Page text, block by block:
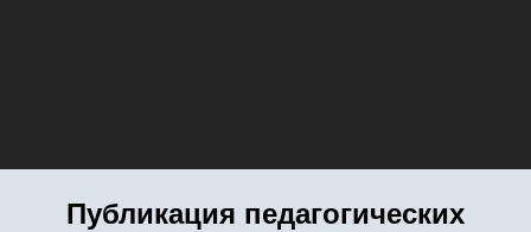
Публикация педагогических